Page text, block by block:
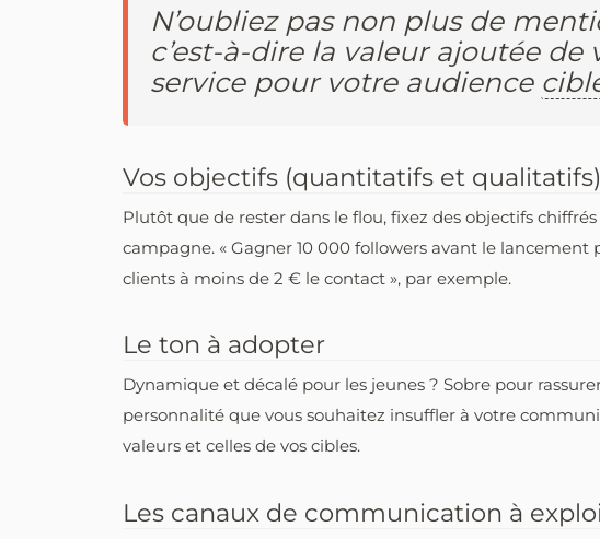
N’oubliez pas non plus de
c’est-à-dire la valeur ajoutée
service pour votre audience
Vos objectifs (quantitatifs et qualitatifs)
Plutôt que de rester dans le flou, fixez des objectifs
campagne. « Gagner 10 000 followers avant le lancement
clients à moins de 2 € le contact », par exemple.
Le ton à adopter
Dynamique et décalé pour les jeunes ? Sobre pour
personnalité que vous souhaitez insuffler à votre
valeurs et celles de vos cibles.
Les canaux de communication à